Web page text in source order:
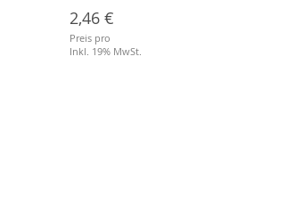
2,46 €
Preis pro
Inkl. 19% MwSt.